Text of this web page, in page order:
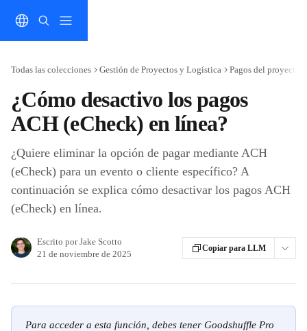
Todas las colecciones Gestión de Proyectos y Logística Pagos del proyecto
¿Cómo desactivo los pagos
ACH (eCheck) en línea?
¿Quiere eliminar la opción de pagar mediante ACH
(eCheck) para un evento o cliente específico? A
continuación se explica cómo desactivar los pagos ACH
(eCheck) en línea.
Escrito porJake Scotto
21 de noviembre de 2025
Copiar para LLM
Para acceder a esta función, debes tener Goodshuffle Pro